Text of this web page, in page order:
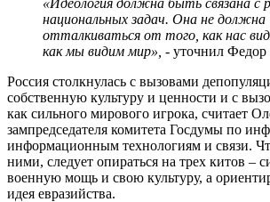
национальных задач. Она не должна
отталкиваться от того, как нас
как мы видим мир», - уточнил Федор
Россия столкнулась с вызовами
собственную культуру и ценности и с
как сильного мирового игрока, считает
зампредседателя комитета Госдумы по
информационным технологиям и связи.
ними, следует опираться на трех китов –
военную мощь и свою культуру, а
идея евразийства.